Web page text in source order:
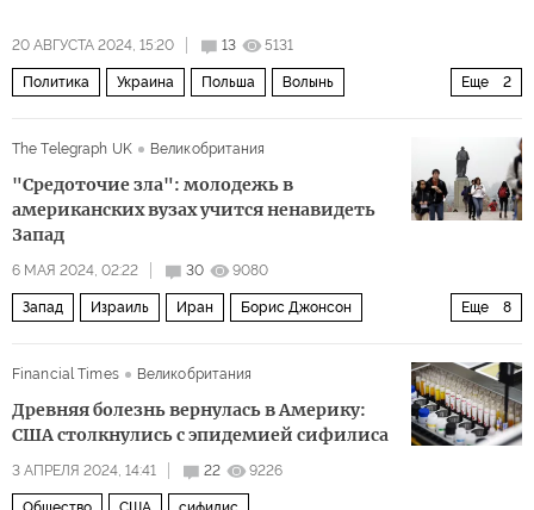
20 АВГУСТА 2024, 15:20 13 5131
Еще 2
Политика Украина Польша Волынь
The Telegraph UK
Великобритания
"Средоточие зла": молодежь в
американских вузах учится ненавидеть
Запад
6 МАЯ 2024, 02:22 30 9080
Еще 8
Запад Израиль Иран Борис Джонсон
студенты вузы
Financial Times Великобритания
Древняя болезнь вернулась в Америку:
США столкнулись с эпидемией сифилиса
3 АПРЕЛЯ 2024, 14:41 22 9226